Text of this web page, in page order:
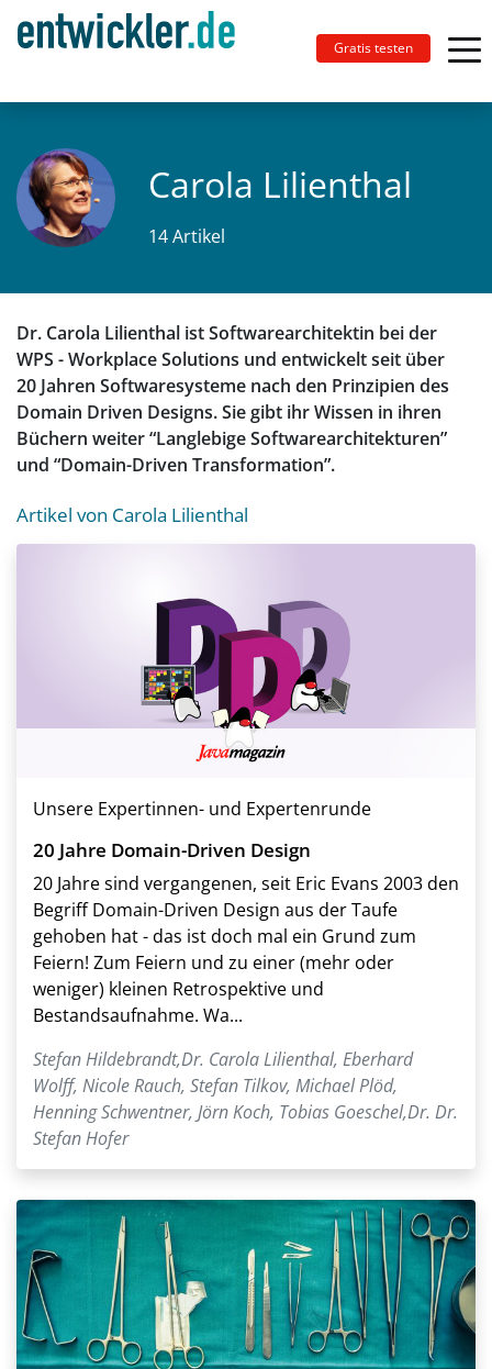
Gratis testen
Carola Lilienthal
14 Artikel
Dr. Carola Lilienthal ist Softwarearchitektin bei der
WPS - Workplace Solutions und entwickelt seit über
20 Jahren Softwaresysteme nach den Prinzipien des
Domain Driven Designs. Sie gibt ihr Wissen in ihren
Büchern weiter “Langlebige Softwarearchitekturen”
und “Domain-Driven Transformation”.
Artikel von Carola Lilienthal
Unsere Expertinnen- und Expertenrunde
20 Jahre Domain-Driven Design
20 Jahre sind vergangenen, seit Eric Evans 2003 den
Begriff Domain-Driven Design aus der Taufe
gehoben hat - das ist doch mal ein Grund zum
Feiern! Zum Feiern und zu einer (mehr oder
weniger) kleinen Retrospektive und
Bestandsaufnahme. Wa...
Stefan Hildebrandt,Dr. Carola Lilienthal, Eberhard
Wolff, Nicole Rauch, Stefan Tilkov, Michael Plöd,
Henning Schwentner, Jörn Koch, Tobias Goeschel,Dr. Dr.
Stefan Hofer